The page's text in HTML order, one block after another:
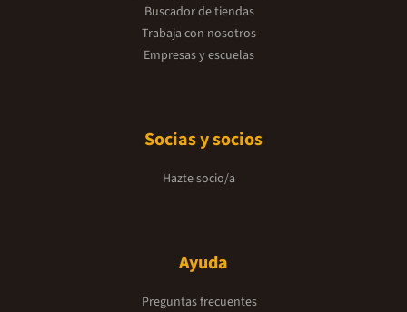
Buscador de tiendas
Trabaja con nosotros
Empresas y escuelas
Socias y socios
Hazte socio/a
Ayuda
Preguntas frecuentes